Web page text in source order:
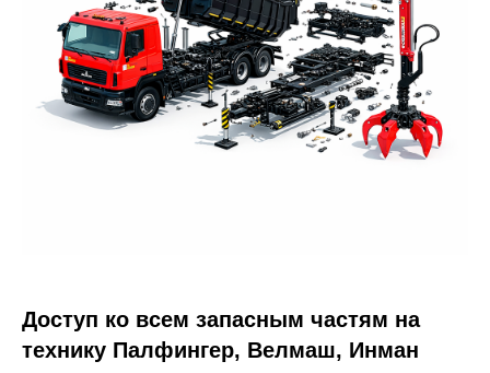
Доступ ко всем запасным частям на
технику Палфингер, Велмаш, Инман